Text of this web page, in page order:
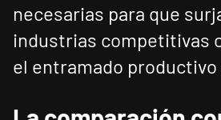
necesarias para que
industrias competitivas
el entramado